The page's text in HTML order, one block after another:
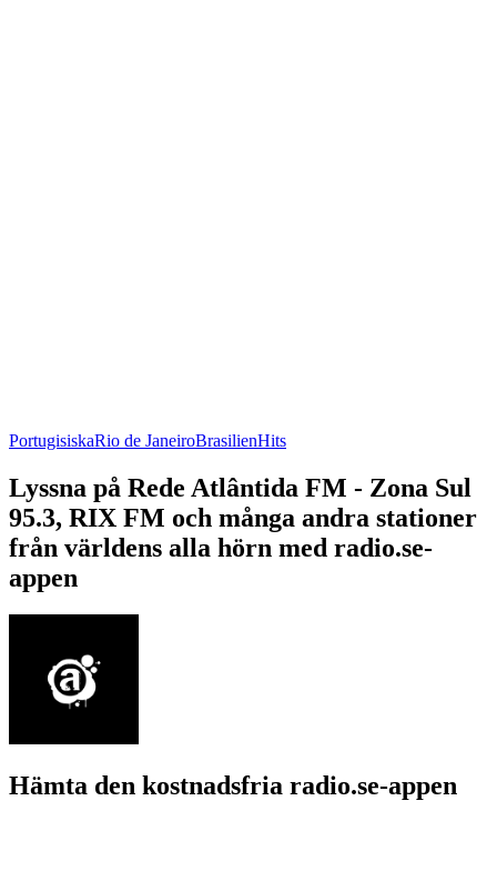
PortugisiskaRio de JaneiroBrasilienHits
Lyssna på Rede Atlântida FM - Zona Sul
95.3, RIX FM och många andra stationer
från världens alla hörn med radio.se-
appen
Hämta den kostnadsfria radio.se-appen